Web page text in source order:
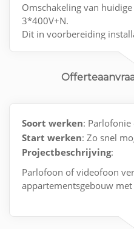
Omschakeling van
3*400V+N.
Dit in voorbereiding
Soort werken:
Start werken: Zo snel
Projectbeschrijving:
Parlofoon of videofoon
appartementsgebouw